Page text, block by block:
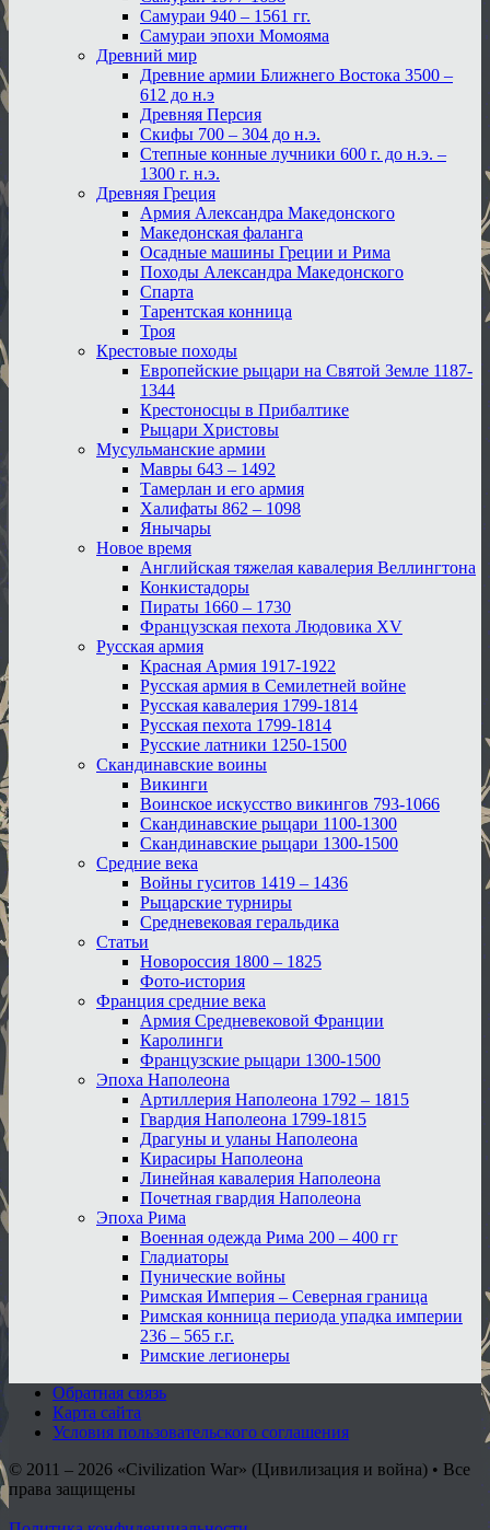
Самураи 940 – 1561 гг.
Самураи эпохи Момояма
Древний мир
Древние армии Ближнего Востока 3500 –
612 до н.э
Древняя Персия
Скифы 700 – 304 до н.э.
Степные конные лучники 600 г. до н.э. –
1300 г. н.э.
Древняя Греция
Армия Александра Македонского
Македонская фаланга
Осадные машины Греции и Рима
Походы Александра Македонского
Спарта
Тарентская конница
Троя
Крестовые походы
Европейские рыцари на Святой Земле 1187-
1344
Крестоносцы в Прибалтике
Рыцари Христовы
Мусульманские армии
Мавры 643 – 1492
Тамерлан и его армия
Халифаты 862 – 1098
Янычары
Новое время
Английская тяжелая кавалерия Веллингтона
Конкистадоры
Пираты 1660 – 1730
Французская пехота Людовика XV
Русская армия
Красная Армия 1917-1922
Русская армия в Семилетней войне
Русская кавалерия 1799-1814
Русская пехота 1799-1814
Русские латники 1250-1500
Скандинавские воины
Викинги
Воинское искусство викингов 793-1066
Скандинавские рыцари 1100-1300
Скандинавские рыцари 1300-1500
Средние века
Войны гуситов 1419 – 1436
Рыцарские турниры
Средневековая геральдика
Статьи
Новороссия 1800 – 1825
Фото-история
Франция средние века
Армия Средневековой Франции
Каролинги
Французские рыцари 1300-1500
Эпоха Наполеона
Артиллерия Наполеона 1792 – 1815
Гвардия Наполеона 1799-1815
Драгуны и уланы Наполеона
Кирасиры Наполеона
Линейная кавалерия Наполеона
Почетная гвардия Наполеона
Эпоха Рима
Военная одежда Рима 200 – 400 гг
Гладиаторы
Пунические войны
Римская Империя – Северная граница
Римская конница периода упадка империи
236 – 565 г.г.
Римские легионеры
Обратная связь
Карта сайта
Условия пользовательского соглашения
© 2011 – 2026 «Civilization War» (Цивилизация и война) • Все
права защищены